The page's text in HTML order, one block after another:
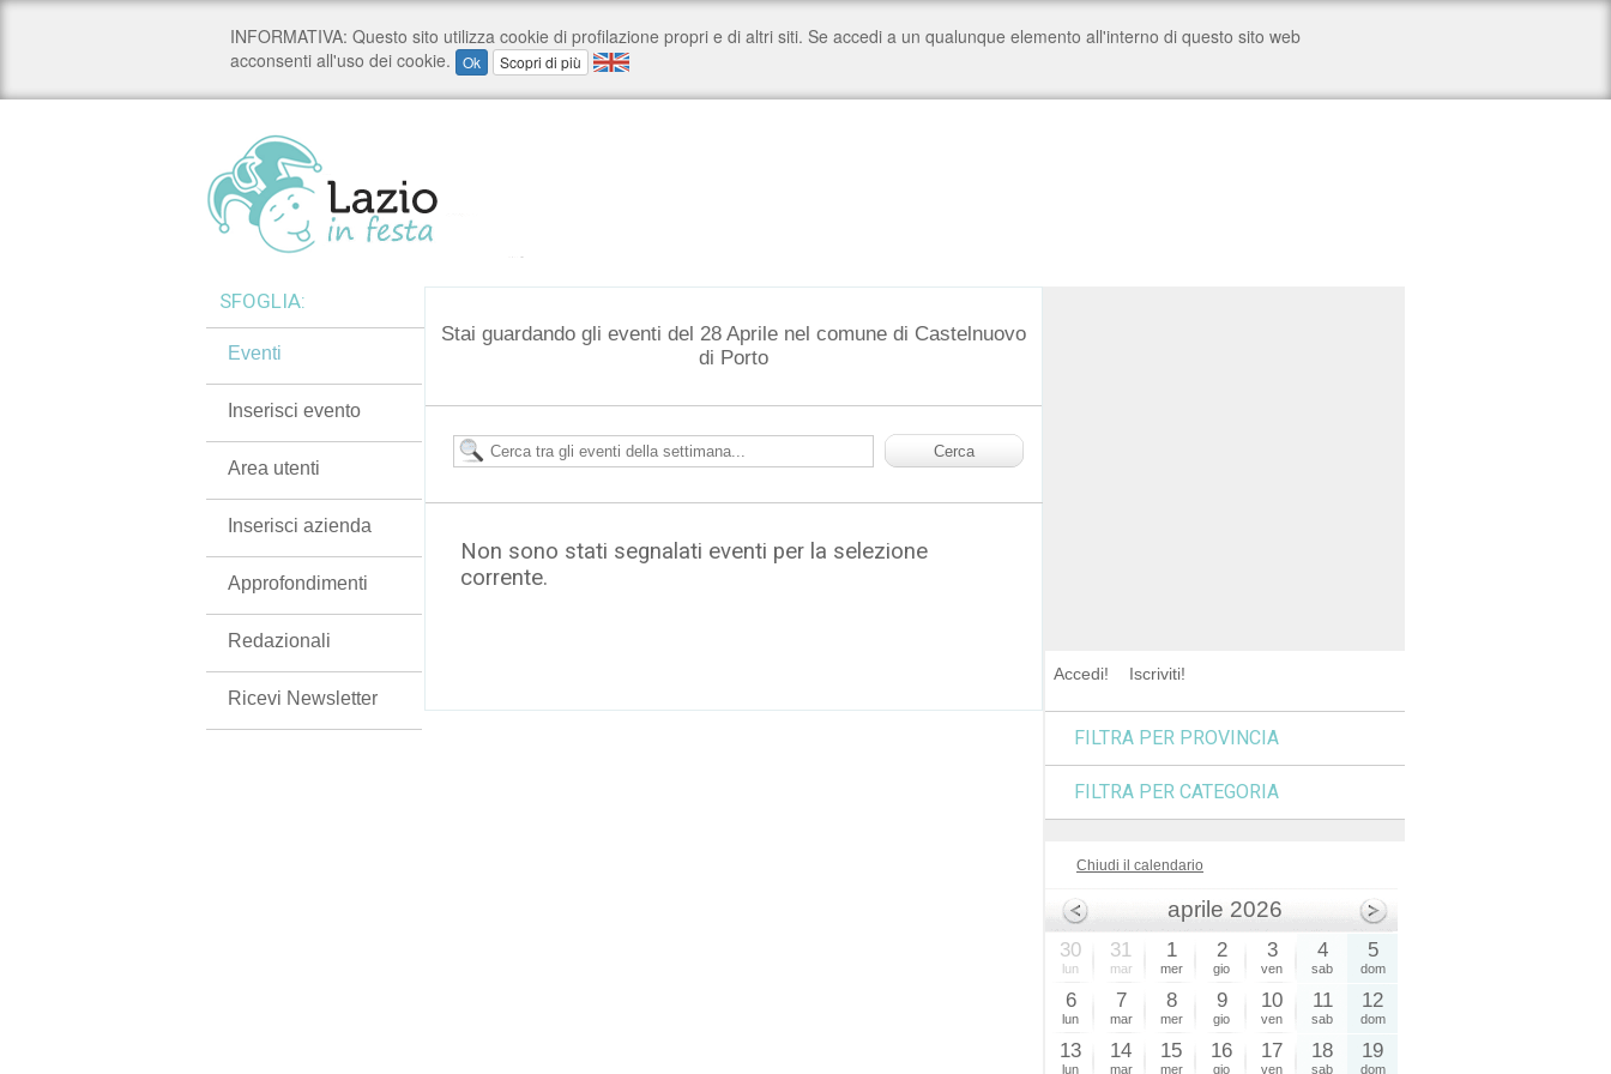
Stai guardando gli eventi del 28 Aprile nel comune di Castelnuovo
di Porto
Non sono stati segnalati eventi per la selezione
corrente.
SFOGLIA:
Eventi
Inserisci evento
Area utenti
Inserisci azienda
Approfondimenti
Redazionali
Ricevi Newsletter
Accedi! Iscriviti!
FILTRA PER PROVINCIA
FILTRA PER CATEGORIA
Chiudi il calendario
aprile 2026
30
lun
31
mar
1
mer
2
gio
3
ven
4
sab
5
dom
6
lun
7
mar
8
mer
9
gio
10
ven
11
sab
12
dom
13
lun
14
mar
15
mer
16
gio
17
ven
18
sab
19
dom